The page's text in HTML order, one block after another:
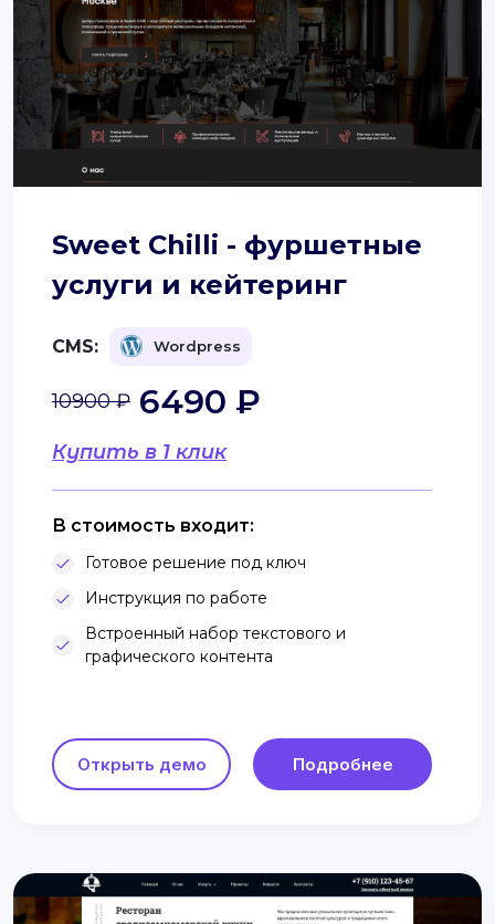
Sweet Chilli - фуршетные
услуги и кейтеринг
CMS: Wordpress
Купить в 1 клик
10900 ₽ 6490 ₽
В стоимость входит:
Готовое решение под ключ
Инструкция по работе
Встроенный набор текстового и
графического контента
Открыть демо Подробнее